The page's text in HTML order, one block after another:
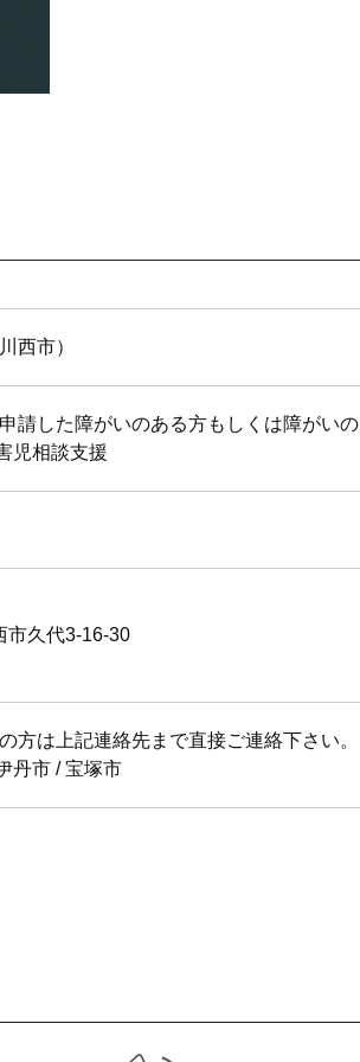
西市）
請した障がいのある方もしくは障がい
児相談支援
市久代3-16-30
方は上記連絡先まで直接ご連絡下さい。
丹市 / 宝塚市